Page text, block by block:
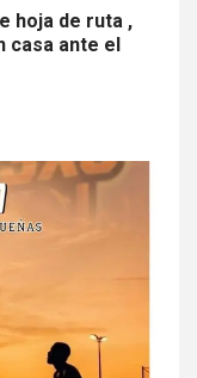
hoja de ruta ,
casa ante el